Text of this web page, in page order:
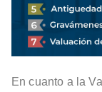
En cuanto a la